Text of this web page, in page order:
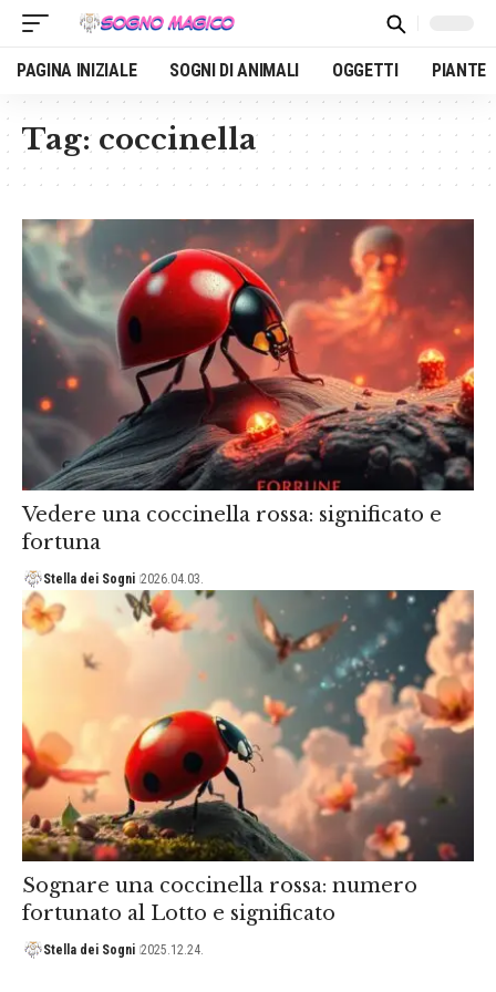
PAGINA INIZIALE SOGNI DI ANIMALI OGGETTI PIANTE
Tag: coccinella
Vedere una coccinella rossa: significato e
fortuna
Stella dei Sogni 2026.04.03.
Sognare una coccinella rossa: numero
fortunato al Lotto e significato
Stella dei Sogni 2025.12.24.